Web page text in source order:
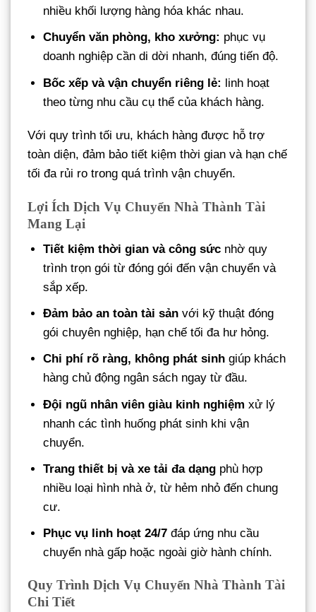
nhiều khối lượng hàng hóa khác nhau.
Chuyển văn phòng, kho xưởng: phục vụ
doanh nghiệp cần di dời nhanh, đúng tiến độ.
Bốc xếp và vận chuyển riêng lẻ: linh hoạt
theo từng nhu cầu cụ thể của khách hàng.
Với quy trình tối ưu, khách hàng được hỗ trợ
toàn diện, đảm bảo tiết kiệm thời gian và hạn chế
tối đa rủi ro trong quá trình vận chuyển.
Lợi Ích Dịch Vụ Chuyển Nhà Thành Tài
Mang Lại
Tiết kiệm thời gian và công sức nhờ quy
trình trọn gói từ đóng gói đến vận chuyển và
sắp xếp.
Đảm bảo an toàn tài sản với kỹ thuật đóng
gói chuyên nghiệp, hạn chế tối đa hư hỏng.
Chi phí rõ ràng, không phát sinh giúp khách
hàng chủ động ngân sách ngay từ đầu.
Đội ngũ nhân viên giàu kinh nghiệm xử lý
nhanh các tình huống phát sinh khi vận
chuyển.
Trang thiết bị và xe tải đa dạng phù hợp
nhiều loại hình nhà ở, từ hẻm nhỏ đến chung
cư.
Phục vụ linh hoạt 24/7 đáp ứng nhu cầu
chuyển nhà gấp hoặc ngoài giờ hành chính.
Quy Trình Dịch Vụ Chuyển Nhà Thành Tài
Chi Tiết